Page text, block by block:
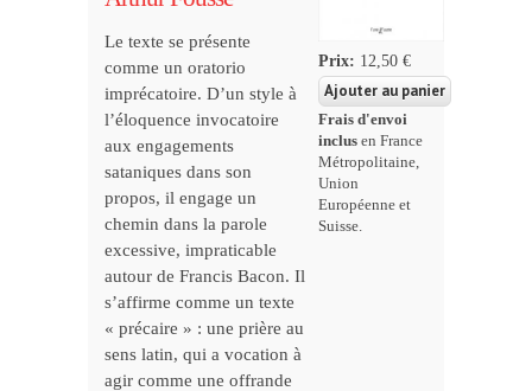
Le texte se présente
comme un oratorio
imprécatoire. D’un style à
l’éloquence invocatoire
aux engagements
sataniques dans son
propos, il engage un
chemin dans la parole
excessive, impraticable
autour de Francis Bacon. Il
s’affirme comme un texte
« précaire » : une prière au
sens latin, qui a vocation à
agir comme une offrande
Prix: 12,50 €
Frais d'envoi
inclus en France
Métropolitaine,
Union
Européenne et
Suisse.